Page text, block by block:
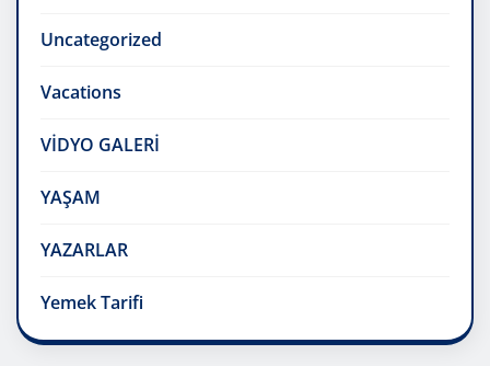
Uncategorized
Vacations
VİDYO GALERİ
YAŞAM
YAZARLAR
Yemek Tarifi